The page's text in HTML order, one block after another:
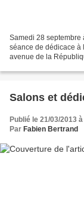
Samedi 28 septembre
séance de dédicace à
avenue de la
Salons et
Publié le 21/03/2013
Par Fabien Bertrand